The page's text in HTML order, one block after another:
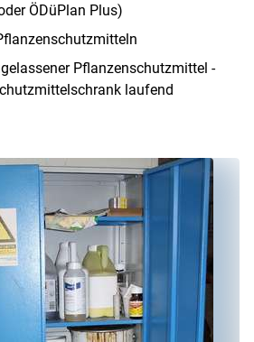
ÖDüPlan Plus)
Pflanzenschutzmittel -
laufend